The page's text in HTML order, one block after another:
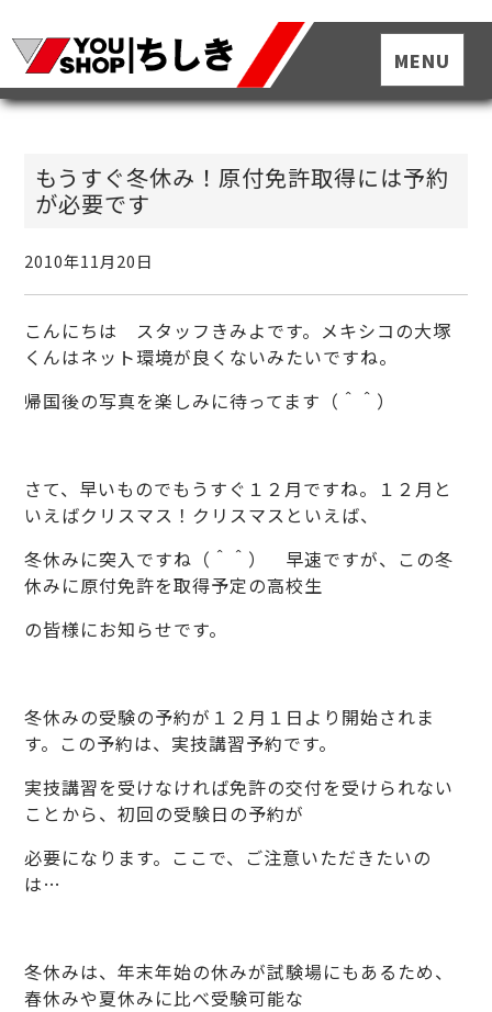
もうすぐ冬休み！原付免許取得には予約
が必要です
2010年11月20日
こんにちは スタッフきみよです。メキシコの大塚
くんはネット環境が良くないみたいですね。
帰国後の写真を楽しみに待ってます（＾＾）
さて、早いものでもうすぐ１２月ですね。１２月と
いえばクリスマス！クリスマスといえば、
冬休みに突入ですね（＾＾） 早速ですが、この冬
休みに原付免許を取得予定の高校生
の皆様にお知らせです。
冬休みの受験の予約が１２月１日より開始されま
す。この予約は、実技講習予約です。
実技講習を受けなければ免許の交付を受けられない
ことから、初回の受験日の予約が
必要になります。ここで、ご注意いただきたいの
は…
冬休みは、年末年始の休みが試験場にもあるため、
春休みや夏休みに比べ受験可能な